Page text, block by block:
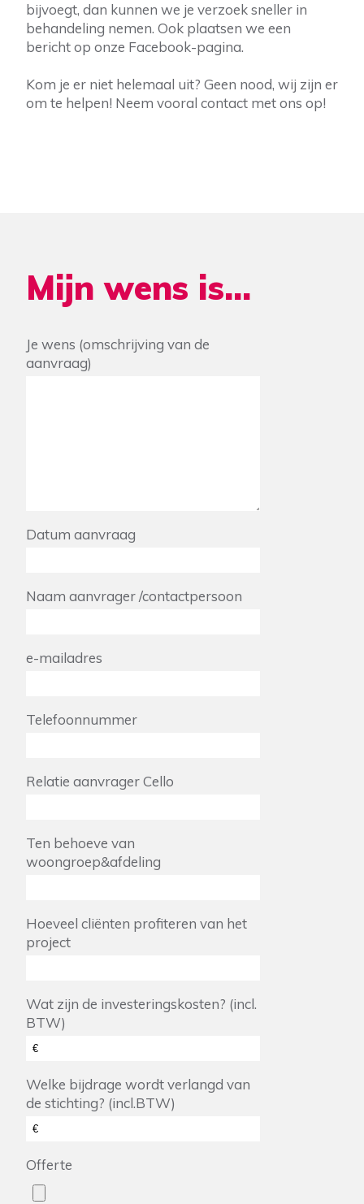
bijvoegt, dan kunnen we je verzoek sneller in
behandeling nemen. Ook plaatsen we een
bericht op onze Facebook-pagina.
Kom je er niet helemaal uit? Geen nood, wij zijn er
om te helpen! Neem vooral contact met ons op!
Mijn wens is...
Je wens (omschrijving van de
aanvraag)
Datum aanvraag
Naam aanvrager /contactpersoon
e-mailadres
Telefoonnummer
Relatie aanvrager Cello
Ten behoeve van
woongroep&afdeling
Hoeveel cliënten profiteren van het
project
Wat zijn de investeringskosten? (incl.
BTW)
Welke bijdrage wordt verlangd van
de stichting? (incl.BTW)
Offerte